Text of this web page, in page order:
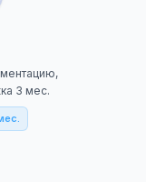
3 мес.